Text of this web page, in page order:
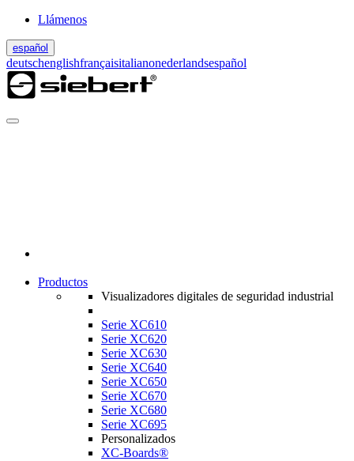
Llámenos
español
deutschenglishfrançaisitalianonederlandsespañol
Productos
Visualizadores digitales de seguridad industrial
Serie XC610
Serie XC620
Serie XC630
Serie XC640
Serie XC650
Serie XC670
Serie XC680
Serie XC695
Personalizados
XC-Boards®